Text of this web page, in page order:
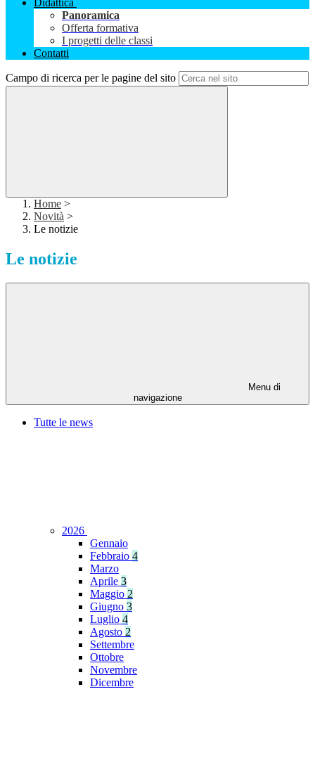
Didattica
Panoramica
Offerta formativa
I progetti delle classi
Contatti
Campo di ricerca per le pagine del sito
Home >
Novità >
Le notizie
Le notizie
Menu di
navigazione
Tutte le news
2026
Gennaio
Febbraio 4
Marzo
Aprile 3
Maggio 2
Giugno 3
Luglio 4
Agosto 2
Settembre
Ottobre
Novembre
Dicembre